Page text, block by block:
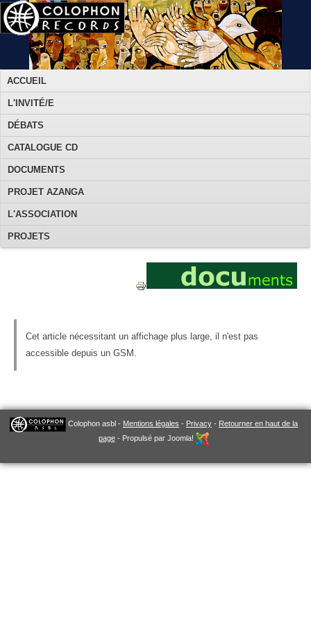
ACCUEIL
L'INVITÉ/E
DÉBATS
CATALOGUE CD
DOCUMENTS
PROJET AZANGA
L'ASSOCIATION
PROJETS
Cet article nécessitant un affichage plus large, il n'est pas
accessible depuis un GSM.
Colophon asbl - Mentions légales - Privacy - Retourner en haut de la
page- Propulsé par Joomla!